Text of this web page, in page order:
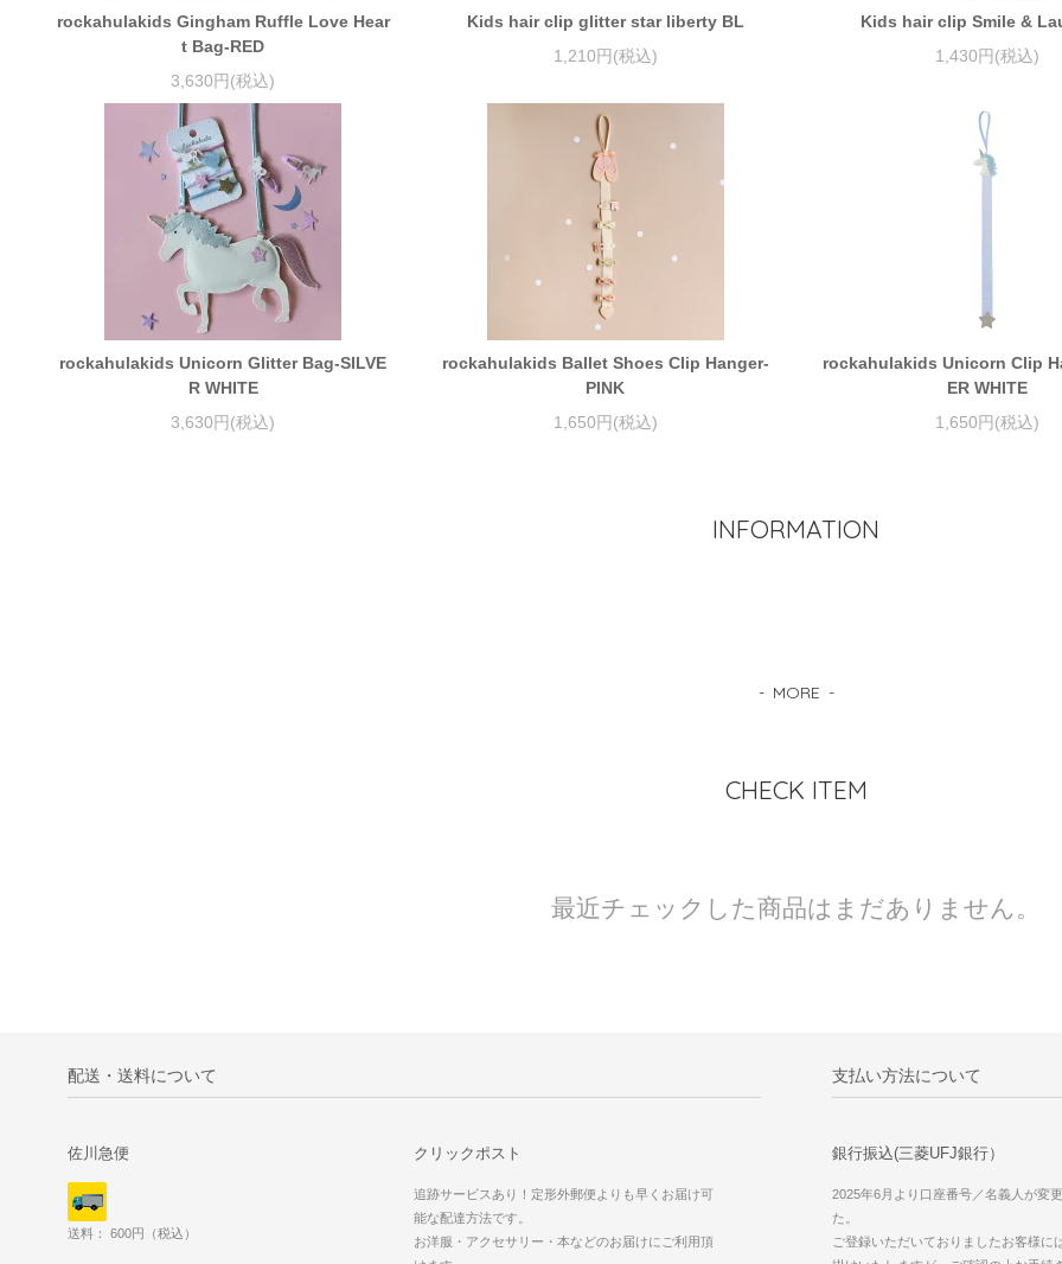
rockahulakids Gingham Ruffle Love Hear
t Bag-RED
3,630円(税込)
Kids hair clip glitter star liberty BL
1,210円(税込)
Kids hair clip Smile &
1,430円(税込)
rockahulakids Unicorn Glitter Bag-SILVE
R WHITE
3,630円(税込)
rockahulakids Ballet Shoes Clip Hanger-
PINK
1,650円(税込)
rockahulakids Unicorn Clip
ER WHITE
1,650円(税込)
INFORMATION
MORE
CHECK ITEM
最近チェックした商品はまだありません。
配送・送料について
佐川急便
送料： 600円（税込）
クリックポスト
追跡サービスあり！定形外郵便よりも早くお届け可
能な配達方法です。
お洋服・アクセサリー・本などのお届けにご利用頂
支払い方法について
銀行振込(三菱UFJ銀行）
2025年6月より口座番号／名義人が変
た。
ご登録いただいておりましたお客様に